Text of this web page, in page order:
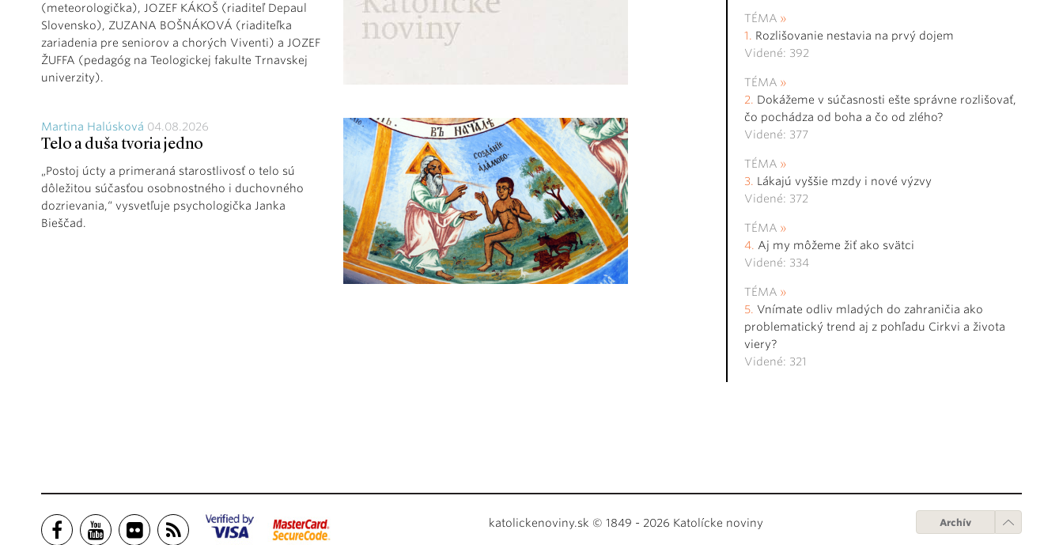
(meteorologička), JOZEF KÁKOŠ (riaditeľ Depaul
Slovensko), ZUZANA BOŠNÁKOVÁ (riaditeľka
zariadenia pre seniorov a chorých Viventi) a JOZEF
ŽUFFA (pedagóg na Teologickej fakulte Trnavskej
univerzity).
Martina Halúsková 04.08.2026
Telo a duša tvoria jedno
„Postoj úcty a primeraná starostlivosť o telo sú
dôležitou súčasťou osobnostného i duchovného
dozrievania,“ vysvetľuje psychologička Janka
Bieščad.
TÉMA
Rozlišovanie nestavia na prvý dojem
Videné: 392
TÉMA
Dokážeme v súčasnosti ešte správne rozlišovať,
čo pochádza od boha a čo od zlého?
Videné: 377
TÉMA
Lákajú vyššie mzdy i nové výzvy
Videné: 372
TÉMA
Aj my môžeme žiť ako svätci
Videné: 334
TÉMA
Vnímate odliv mladých do zahraničia ako
problematický trend aj z pohľadu Cirkvi a života
viery?
Videné: 321
katolickenoviny.sk © 1849 - 2026 Katolícke noviny Archív